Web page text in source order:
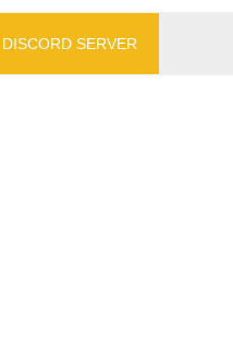
DISCORD SERVER